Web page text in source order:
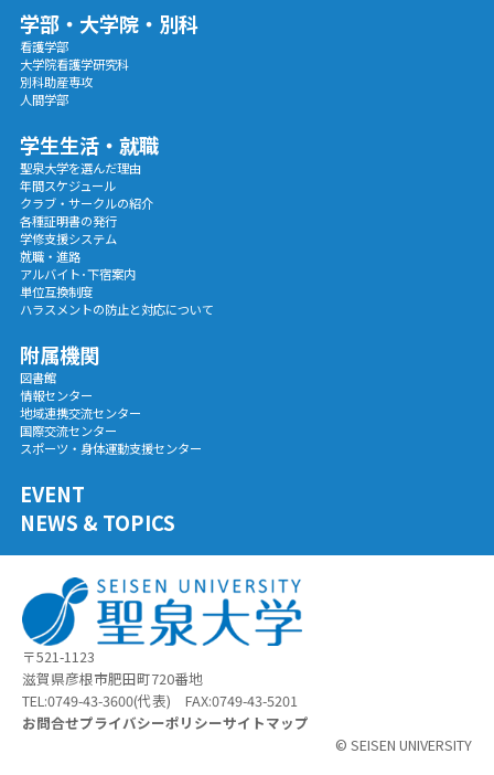
学部・大学院・別科
看護学部
大学院看護学研究科
別科助産専攻
人間学部
学生生活・就職
聖泉大学を選んだ理由
年間スケジュール
クラブ・サークルの紹介
各種証明書の発行
学修支援システム
就職・進路
アルバイト･下宿案内
単位互換制度
ハラスメントの防止と対応について
附属機関
図書館
情報センター
地域連携交流センター
国際交流センター
スポーツ・身体運動支援センター
EVENT
NEWS & TOPICS
〒521-1123
滋賀県彦根市肥田町720番地
TEL:0749-43-3600(代表) FAX:0749-43-5201
お問合せプライバシーポリシーサイトマップ
© SEISEN UNIVERSITY